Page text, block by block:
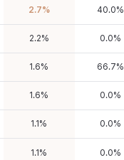
2.7% 40.0%
2.2% 0.0%
1.6% 66.7%
1.6% 0.0%
1.1 % 0.0%
1.1 % 0.0%